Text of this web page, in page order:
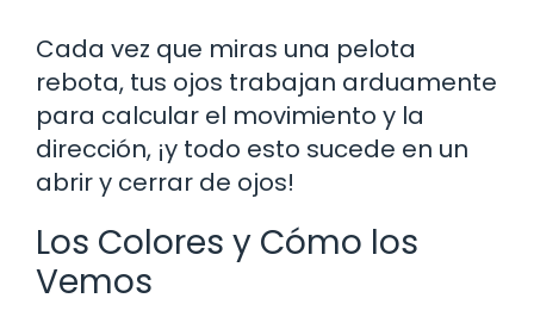
Cada vez que miras una pelota
rebota, tus ojos trabajan arduamente
para calcular el movimiento y la
dirección, ¡y todo esto sucede en un
abrir y cerrar de ojos!
Los Colores y Cómo los
Vemos